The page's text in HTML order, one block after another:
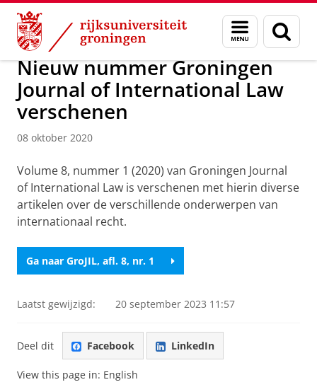
Skip
Content
Skip
Navigation
Menu
en
zoeken
Over ons Actueel Nieuws Nieuwsberichten
Nieuw nummer Groningen
Journal of International Law
verschenen
08 oktober 2020
Volume 8, nummer 1 (2020) van Groningen Journal
of International Law is verschenen met hierin diverse
artikelen over de verschillende onderwerpen van
internationaal recht.
Ga naar GroJIL, afl. 8, nr. 1
Laatst gewijzigd: 20 september 2023 11:57
Deel dit Facebook LinkedIn
View this page in: English